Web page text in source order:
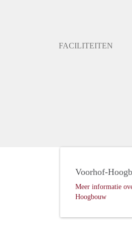
FACILITEITEN
Voorhof-
Meer informatie
Hoogbouw